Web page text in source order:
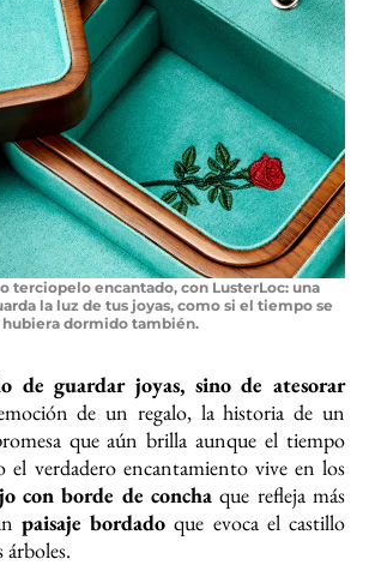
terciopelo encantado, con LusterLoc: una
la luz de tus joyas, como si el tiempo se
hubiera dormido también.
de guardar joyas, sino de atesorar
de un regalo, la historia de un
que aún brilla aunque el tiempo
el verdadero encantamiento vive en los
con borde de concha que refleja más
paisaje bordado que evoca el castillo